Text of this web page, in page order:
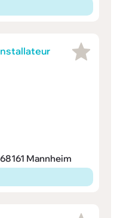
Mannheim